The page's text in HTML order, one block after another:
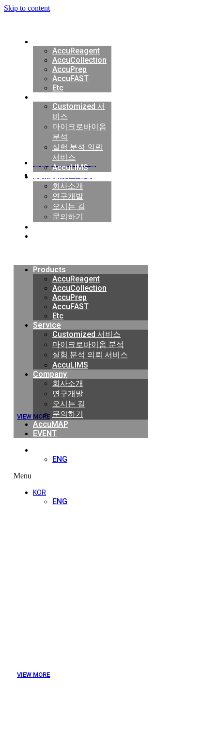
Skip to content
AccuReagent
AccuCollection
AccuPrep
AccuFAST
Etc
Customized 서
비스
마이크로바이옴
분석
실험 분석 의뢰
서비스
AccuLIMS
Company
회사소개
연구개발
오시는 길
문의하기
Products
AccuReagent
AccuCollection
AccuPrep
AccuFAST
Etc
Service
Customized 서비스
마이크로바이옴 분석
실험 분석 의뢰 서비스
AccuLIMS
Company
회사소개
연구개발
오시는 길
문의하기
AccuMAP
EVENT
ENG
Menu
KOR
ENG
AccuLIMS
AccuLIMS 는 실험실의 실험 및 분석업무 정보의
데이터베이스를 구축하여 실험실의 업무 효율화를 실현합니다.
실험정보관리 시스템
실험정보관리 시스템
유전체 샘플에 대한 접수 관리와 단계별 실험 과정에 대한 분리와 데
도를 향상 시킬 수 있습니다.
VIEW MORE
VIEW MORE